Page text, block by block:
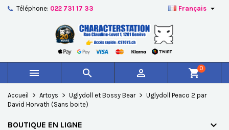
Téléphone: 022 731 17 33 Français 
   shopping_cart0
Accueil Artoys Uglydoll et Bossy Bear
Uglydoll Peaco 2 par
David Horvath (Sans boite)
BOUTIQUE EN LIGNE
Créer une nouvelle liste
Nom de la liste d'envies
Annuler Créer une liste d'envies
Vous devez être connecté pour ajouter des produits à
votre liste d'envies.